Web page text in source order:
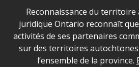
Legal Aid Ontario land
Reconnaissance du territoire
juridique Ontario reconnaît
activités de ses partenaires
sur des territoires
l’ensemble de la province.